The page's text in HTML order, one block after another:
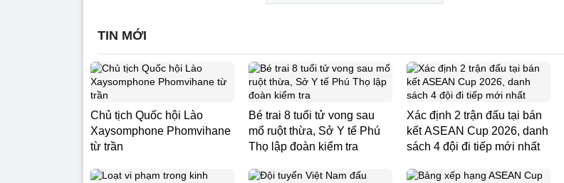
TIN MỚI
Chủ tịch Quốc hội Lào
Xaysomphone Phomvihane
từ trần
Bé trai 8 tuổi tử vong sau
mổ ruột thừa, Sở Y tế Phú
Thọ lập đoàn kiểm tra
Xác định 2 trận đấu tại bán
kết ASEAN Cup 2026, danh
sách 4 đội đi tiếp mới nhất